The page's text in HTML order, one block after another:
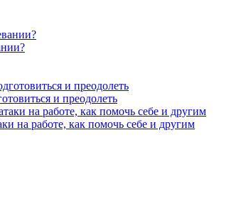
и преодолеть
на работе, как помочь себе и другим